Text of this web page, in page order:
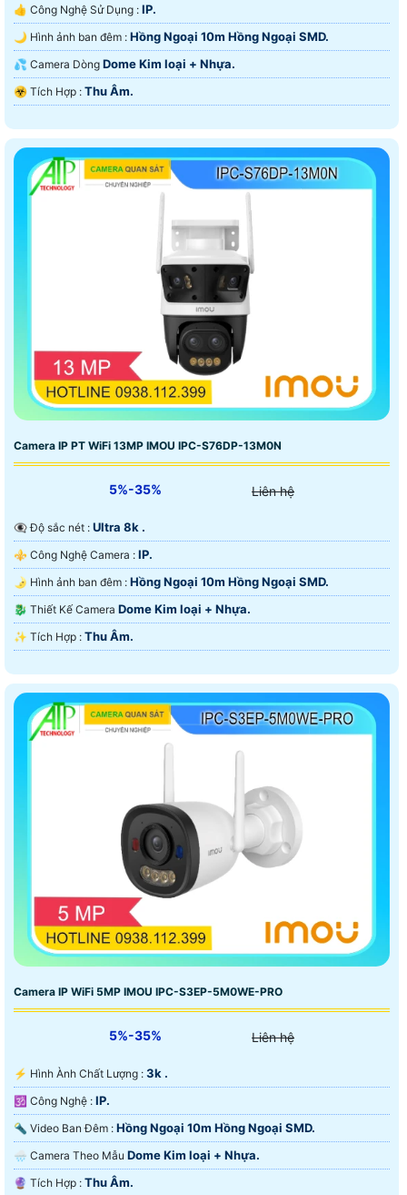
👍 Công Nghệ Sử Dụng : IP.
🌙 Hình ảnh ban đêm : Hồng Ngoại 10m Hồng Ngoại SMD.
💦 Camera Dòng Dome Kim loại + Nhựa.
️☣️ Tích Hợp : Thu Âm.
Camera IP PT WiFi 13MP IMOU IPC-S76DP-13M0N
5%-35% Liên hệ
👁️‍🗨 Độ sắc nét : Ultra 8k .
⚜️ Công Nghệ Camera : IP.
🌛 Hình ảnh ban đêm : Hồng Ngoại 10m Hồng Ngoại SMD.
🐉️ Thiết Kế Camera Dome Kim loại + Nhựa.
️✨ Tích Hợp : Thu Âm.
Camera IP WiFi 5MP IMOU IPC-S3EP-5M0WE-PRO
5%-35% Liên hệ
️⚡ Hình Ành Chất Lượng : 3k .
🕉️ Công Nghệ : IP.
🔦 Video Ban Đêm : Hồng Ngoại 10m Hồng Ngoại SMD.
🌧️ Camera Theo Mẫu Dome Kim loại + Nhựa.
️🔮 Tích Hợp : Thu Âm.